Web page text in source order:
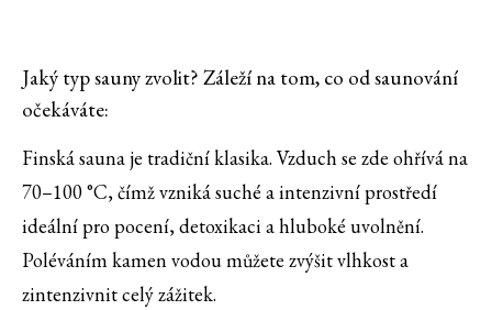
Jaký typ sauny zvolit? Záleží na tom, co od saunování
očekáváte:
Finská sauna je tradiční klasika. Vzduch se zde ohřívá na
70–100 °C, čímž vzniká suché a intenzivní prostředí
ideální pro pocení, detoxikaci a hluboké uvolnění.
Poléváním kamen vodou můžete zvýšit vlhkost a
zintenzivnit celý zážitek.